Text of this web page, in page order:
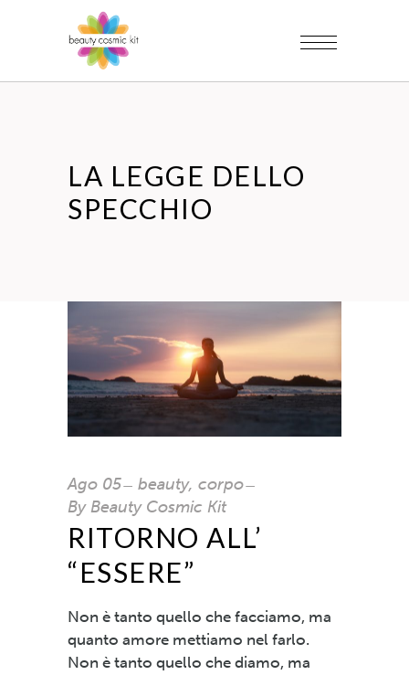
LA LEGGE DELLO
SPECCHIO
Ago 05 beauty, corpo
By Beauty Cosmic Kit
RITORNO ALL’
“ESSERE”
Non è tanto quello che facciamo, ma
quanto amore mettiamo nel farlo.
Non è tanto quello che diamo, ma